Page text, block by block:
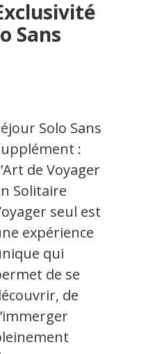
Sans
Solo Sans
:
de Voyager
Solitaire
seul est
expérience
qui
de se
de